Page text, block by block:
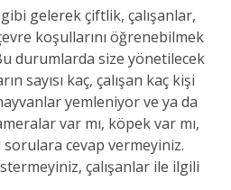
gelerek çiftlik, çalışanlar,
koşullarını öğrenebilmek
durumlarda size yönetilecek
sayısı kaç, çalışan kaç kişi
yemleniyor ve ya da
var mı, köpek var mı,
sorulara cevap vermeyiniz.
çalışanlar ile ilgili